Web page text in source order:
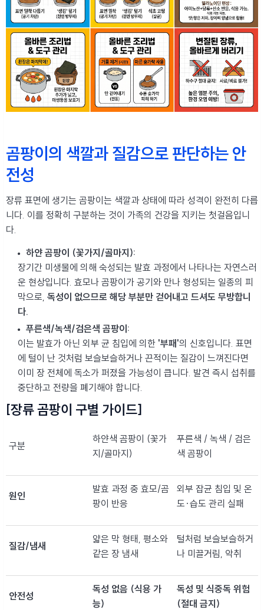
곰팡이의 색깔과 질감으로 판단하는 안
전성
장류 표면에 생기는 곰팡이는 색깔과 상태에 따라 성격이 완전히 다릅
니다. 이를 정확히 구분하는 것이 가족의 건강을 지키는 첫걸음입니
다.
하얀 곰팡이 (꽃가지/골마지):
장기간 미생물에 의해 숙성되는 발효 과정에서 나타나는 자연스러
운 현상입니다. 효모나 곰팡이가 공기와 만나 형성되는 일종의 피
막으로, 독성이 없으므로 해당 부분만 걷어내고 드셔도 무방합니
다.
푸른색/녹색/검은색 곰팡이:
이는 발효가 아닌 외부 균 침입에 의한 '부패'의 신호입니다. 표면
에 털이 난 것처럼 보슬보슬하거나 끈적이는 질감이 느껴진다면
이미 장 전체에 독소가 퍼졌을 가능성이 큽니다. 발견 즉시 섭취를
중단하고 전량을 폐기해야 합니다.
[장류 곰팡이 구별 가이드]
구분
하얀색 곰팡이 (꽃가
지/골마지)
푸른색 / 녹색 / 검은
색 곰팡이
원인
발효 과정 중 효모/곰
팡이 반응
외부 잡균 침입 및 온
도·습도 관리 실패
질감/냄새
얇은 막 형태, 평소와
같은 장 냄새
털처럼 보슬보슬하거
나 미끌거림, 악취
안전성
독성 없음 (식용 가
능)
독성 및 식중독 위험
(절대 금지)